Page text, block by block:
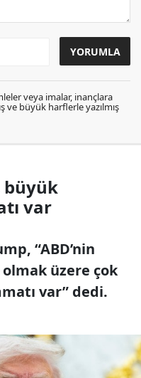
veya imalar, inançlara
ve büyük harflerle yazılmış
büyük
var
“ABD’nin
üzere çok
var” dedi.